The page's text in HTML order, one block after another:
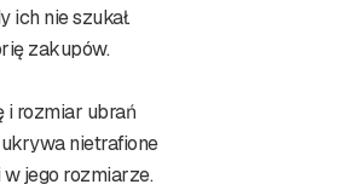
ich nie szukał.
zakupów.
i rozmiar ubrań
nietrafione
jego rozmiarze.